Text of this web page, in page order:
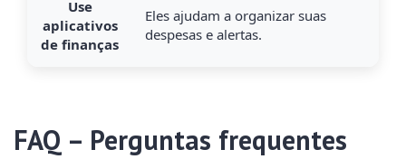
Use
aplicativos
de finanças
Eles ajudam a organizar suas
despesas e alertas.
FAQ – Perguntas frequentes